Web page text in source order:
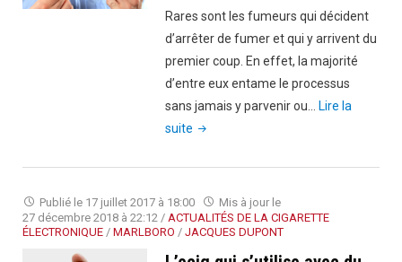
Rares sont les fumeurs qui décident
d’arrêter de fumer et qui y arrivent du
premier coup. En effet, la majorité
d’entre eux entame le processus
sans jamais y parvenir ou…
Lire la
suite "Voici
vous
devez
passer
à
Publié le 17 juillet 2017 à 18:00
Mis à jour le
27 décembre 2018 à 22:12 / ACTUALITÉS DE LA CIGARETTE
ÉLECTRONIQUE / MARLBORO / JACQUES DUPONT